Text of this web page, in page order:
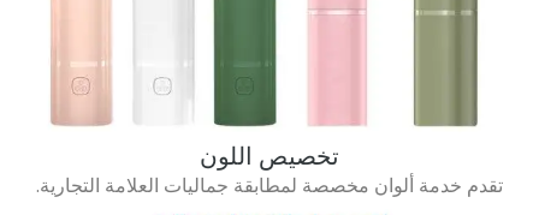
تخصيص اللون
تقدم خدمة ألوان مخصصة لمطابقة جماليات العلامة التجارية.